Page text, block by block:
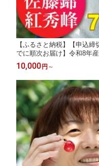
【ふるさと納税】【申込
でに順次お届け】令和8年
秀峰 ） ※不在日連絡は備
(180g×4)・1.44kg
フルーツ
10,000 円 ～